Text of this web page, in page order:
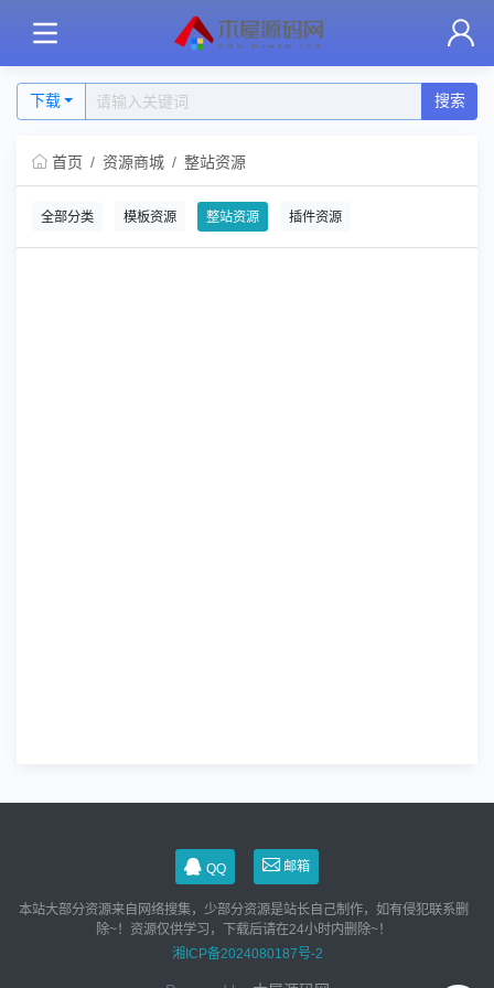
下载 搜索
首页 资源商城 整站资源
全部分类 模板资源 整站资源 插件资源
QQ 邮箱
本站大部分资源来自网络搜集，少部分资源是站长自己制作，如有侵犯联系删
除~！资源仅供学习，下载后请在24小时内删除~！
湘ICP备2024080187号-2